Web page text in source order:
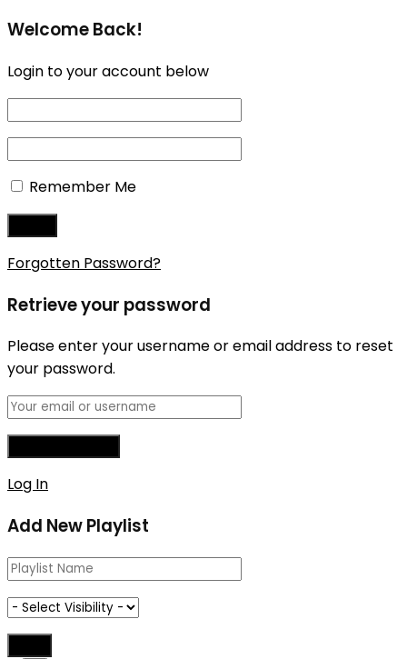
Welcome Back!
Login to your account below
Remember Me
Forgotten Password?
Retrieve your password
Please enter your username or email address to reset
your password.
Log In
Add New Playlist